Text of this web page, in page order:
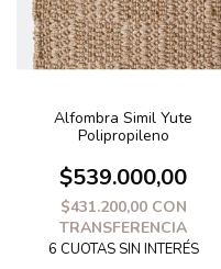
Alfombra Simil Yute
Polipropileno
$539.000,00
$431.200,00 CON
TRANSFERENCIA